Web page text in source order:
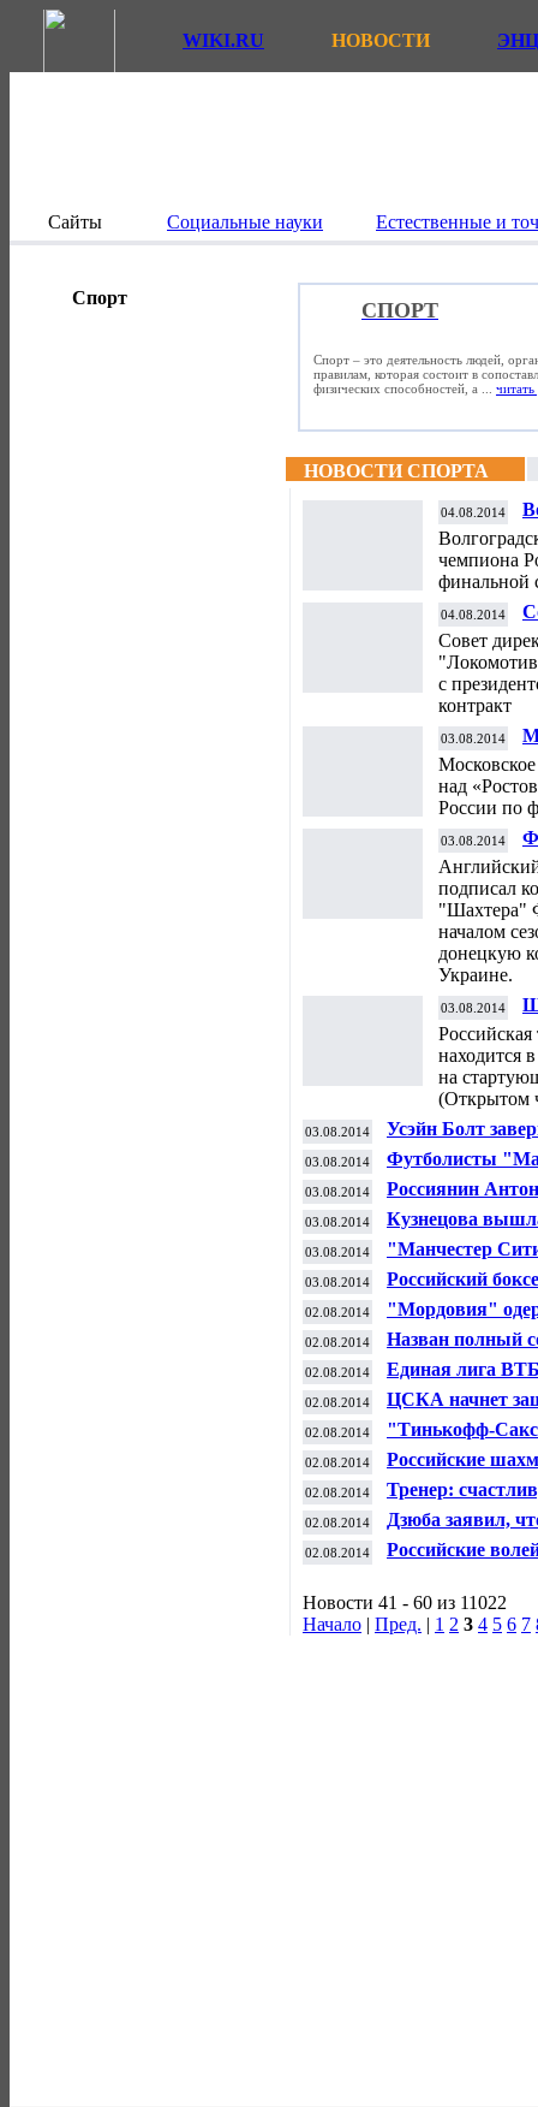
WIKI.RU НОВОСТИ
Сайты Социальные науки Естественные и
Спорт
СПОРТ
Спорт – это деятельность людей,
правилам, которая состоит в
физических способностей, а ... читать
НОВОСТИ СПОРТА
04.08.2014
чемпиона
финальной
04.08.2014
Совет
с
контракт
03.08.2014
над
России по
03.08.2014
в
подписал
"Шахтера"
началом
донецкую
Украине.
03.08.2014
находится
на
(Открытом
03.08.2014 Усэйн Болт
03.08.2014
Футболисты
сыграют в
03.08.2014
Россиянин
чемпиона мира
03.08.2014
Кузнецова
Вашингтоне,
03.08.2014
"Манчестер
пенальти в
03.08.2014
Российский
м раунде
02.08.2014
"Мордовия"
м туре РФПЛ
02.08.2014
Назван полный
видам спорта
02.08.2014
Единая лига
ждет ответа -
02.08.2014
ЦСКА начнет
матчем с
02.08.2014
"Тинькофф-
велогонщиками
02.08.2014
Российские
Всемирной
02.08.2014
Тренер:
может
02.08.2014
Дзюба заявил,
является
02.08.2014
Российские
Новости 41 - 60 из 11022
Начало | Пред. | 1 2 3 4 5 6 7